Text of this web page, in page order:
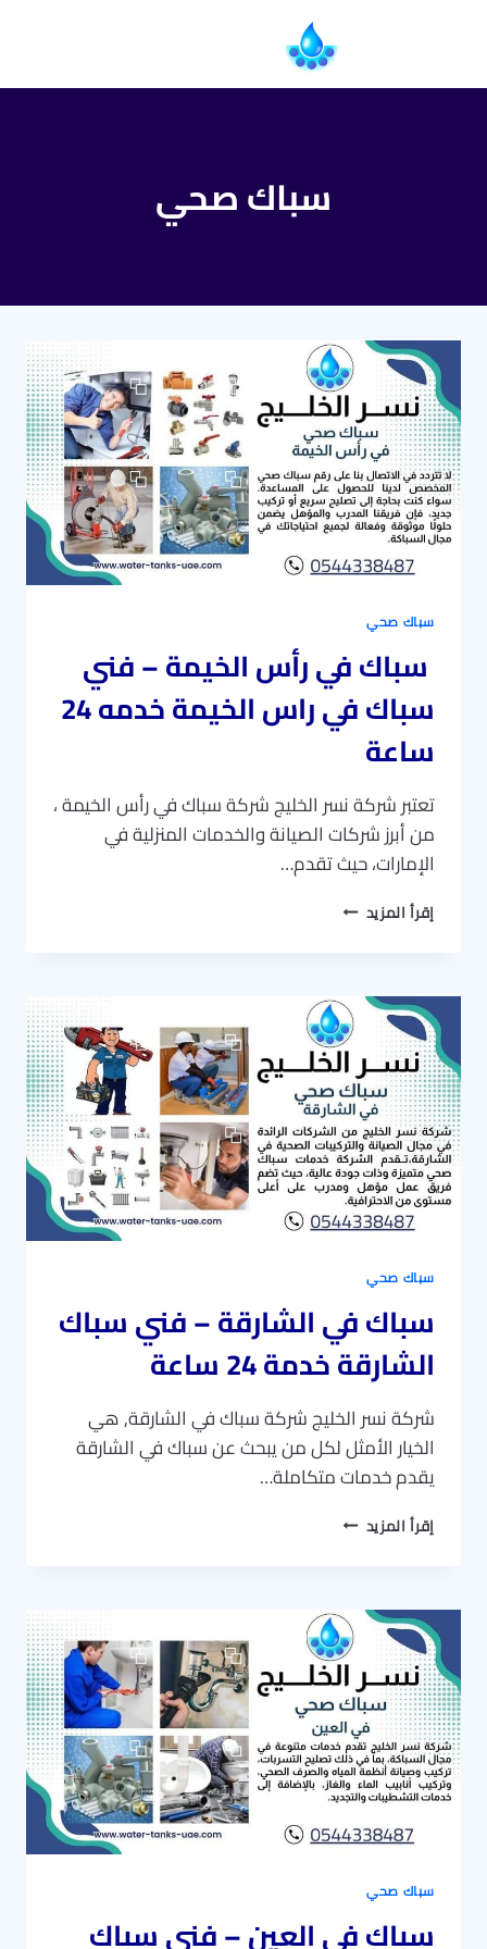
سباك صحي
سباك صحي
سباك في رأس الخيمة – فني
سباك في راس الخيمة خدمه 24
ساعة
تعتبر شركة نسر الخليج شركة سباك في رأس الخيمة ،
من أبرز شركات الصيانة والخدمات المنزلية في
الإمارات، حيث تقدم…
إقرأ المزيد سباك
–
فني
سباك
في
راس
الخيمة
خدمه
24
ساعة
سباك صحي
سباك في الشارقة – فني سباك
الشارقة خدمة 24 ساعة
شركة نسر الخليج شركة سباك في الشارقة, هي
الخيار الأمثل لكل من يبحث عن سباك في الشارقة
يقدم خدمات متكاملة…
إقرأ المزيد سباك
فني
سباك
الشارقة
خدمة
24
ساعة
سباك صحي
سباك في العين – فني سباك